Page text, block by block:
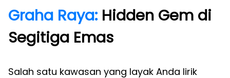
Graha Raya:Hidden Gem di
Segitiga Emas
Salah satu kawasan yang layak Anda lirik